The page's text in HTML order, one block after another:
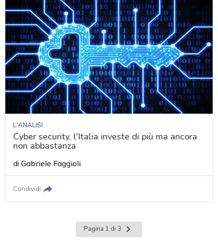
L'ANALISI
Cyber security, l'Italia investe di più ma ancora
non abbastanza
diGabriele Faggioli
Condividi
Pagina 1 di 3
Pagina
successiva